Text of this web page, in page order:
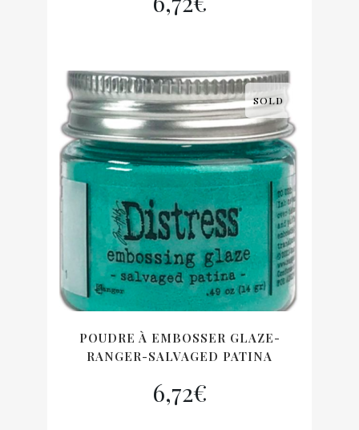
SOLD
POUDRE À EMBOSSER GLAZE-
RANGER-SALVAGED PATINA
6,72€